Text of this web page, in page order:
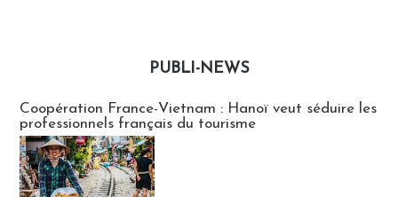
PUBLI-NEWS
Coopération France-Vietnam : Hanoï veut séduire les
professionnels français du tourisme